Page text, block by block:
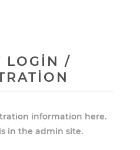
LOGIN /
information here.
in the admin site.